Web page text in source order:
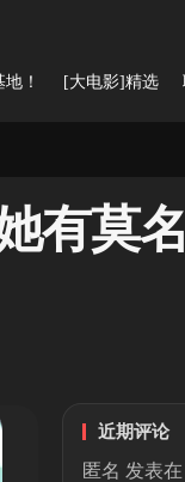
！ [大电影]精选
有莫
近期评论
匿名 发表